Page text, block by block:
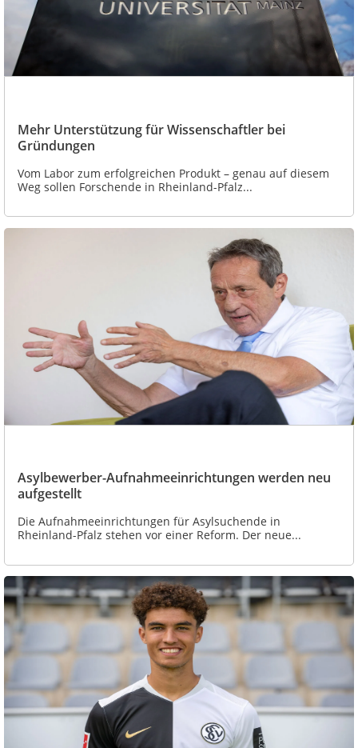
Mehr Unterstützung für Wissenschaftler bei
Gründungen
Vom Labor zum erfolgreichen Produkt – genau auf diesem
Weg sollen Forschende in Rheinland-Pfalz...
Asylbewerber-Aufnahmeeinrichtungen werden neu
aufgestellt
Die Aufnahmeeinrichtungen für Asylsuchende in
Rheinland-Pfalz stehen vor einer Reform. Der neue...